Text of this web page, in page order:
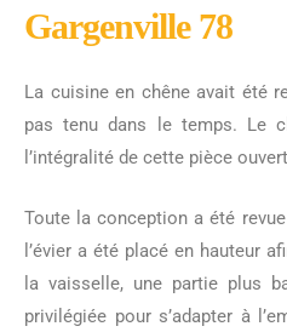
Gargenville 78
La cuisine en chêne avait été
pas tenu dans le temps. Le
l’intégralité de cette pièce
Toute la conception a été
l’évier a été placé en hauteur
la vaisselle, une partie plus
privilégiée pour s’adapter à